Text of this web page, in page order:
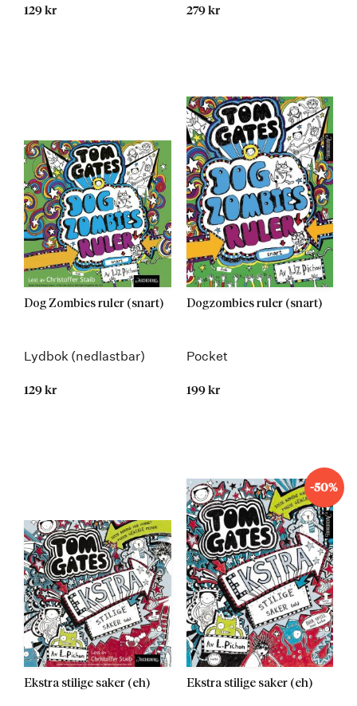
129 kr 279 kr
Dog Zombies ruler (snart)
Lydbok (nedlastbar)
129 kr
Dogzombies ruler (snart)
Pocket
199 kr
Ekstra stilige saker (eh)
-50%
Ekstra stilige saker (eh)